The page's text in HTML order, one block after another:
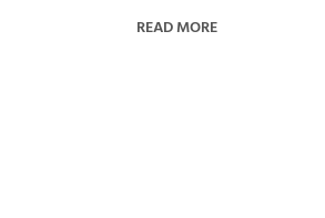
READ MORE